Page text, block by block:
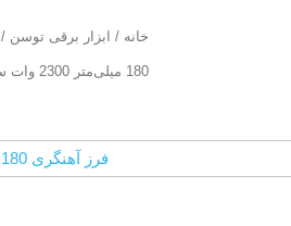
خانه / ابزار برقی توسن /
180 میلی‌متر 2300 وات سری پلاس مدل 3386A